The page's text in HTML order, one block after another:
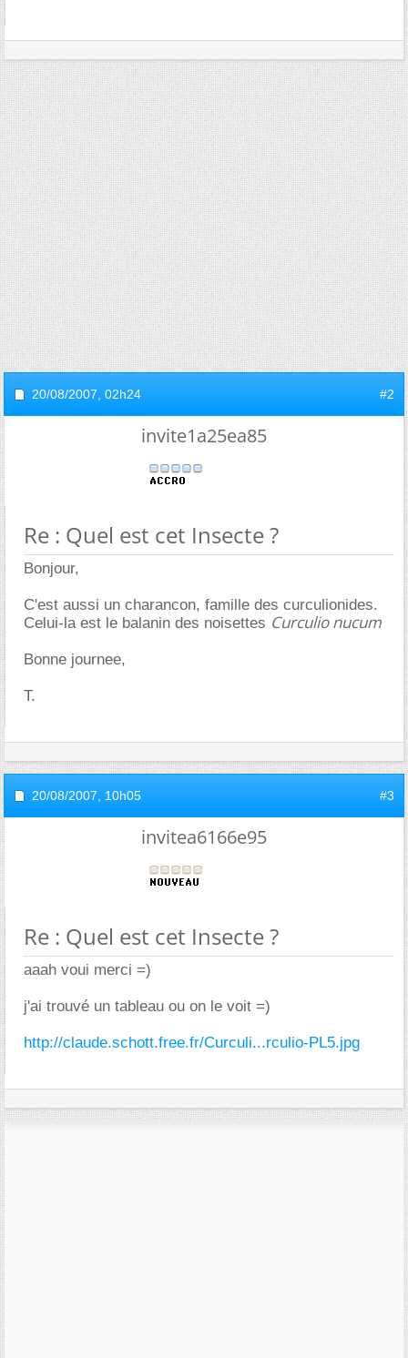
20/08/2007, 02h24 #2
invite1a25ea85
Re : Quel est cet Insecte ?
Bonjour,
C'est aussi un charancon, famille des curculionides.
Celui-la est le balanin des noisettes Curculio nucum
Bonne journee,
T.
20/08/2007, 10h05 #3
invitea6166e95
Re : Quel est cet Insecte ?
aaah voui merci =)
j'ai trouvé un tableau ou on le voit =)
http://claude.schott.free.fr/Curculi...rculio-PL5.jpg